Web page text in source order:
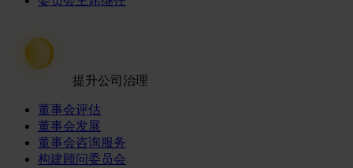
提升公司治理
董事会评估
董事会发展
董事会咨询服务
构建顾问委员会